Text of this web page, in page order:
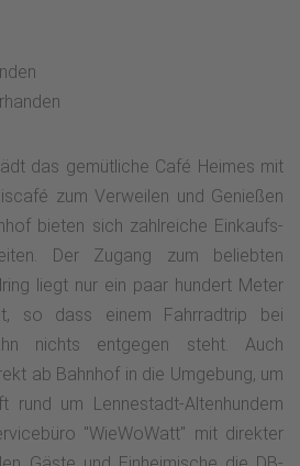
das gemütliche Café Heimes mit
zum Verweilen und Genießen
bieten sich zahlreiche Einkaufs-
Der Zugang zum beliebten
liegt nur ein paar hundert Meter
so dass einem Fahrradtrip bei
nichts entgegen steht. Auch
ab Bahnhof in die Umgebung, um
rund um Lennestadt-Altenhundem
"WieWoWatt" mit direkter